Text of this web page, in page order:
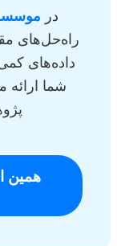
در موسسه
راه‌حل‌های
داده‌های
شما ارائه
همین